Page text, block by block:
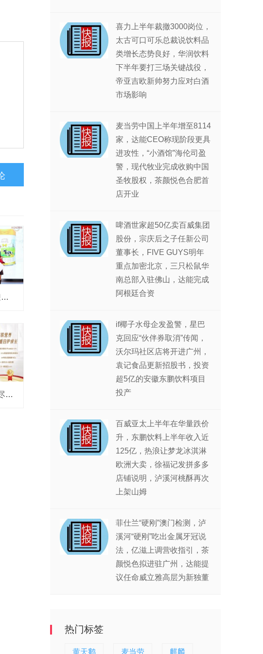
海普诺凯专研成果迎来最新落地，“能立多”剑指300亿低敏市场
海普诺凯1897引领“尽兴成长”新潮流，推动全面营养奶粉市场升级
喜力上半年裁撤3000岗位，
太古可口可乐总裁说饮料品
类增长态势良好，华润饮料
下半年要打三场关键战役，
帝亚吉欧新帅努力应对白酒
市场影响
麦当劳中国上半年增至8114
家，达能CEO称现阶段更具
进攻性，“小酒馆”海伦司盈
警，现代牧业完成收购中国
圣牧股权，茶颜悦色合肥首
店开业
啤酒世家超50亿卖百威集团
股份，宗庆后之子任新公司
董事长，FIVE GUYS明年
重点加密北京，三只松鼠华
南总部入驻佛山，达能完成
阿根廷合资
if椰子水母企发盈警，星巴
克回应“伙伴券取消”传闻，
沃尔玛社区店将开进广州，
袁记食品更新招股书，投资
超5亿的安徽东鹏饮料项目
投产
百威亚太上半年在华量跌价
升，东鹏饮料上半年收入近
125亿，热浪让梦龙冰淇淋
欧洲大卖，徐福记发拼多多
店铺说明，泸溪河桃酥再次
上架山姆
菲仕兰“硬刚”澳门检测，泸
溪河“硬刚”吃出金属牙冠说
法，亿滋上调营收指引，茶
颜悦色拟进驻广州，达能提
议任命威立雅高层为新独董
热门标签
黄天鹅 麦当劳 麒麟